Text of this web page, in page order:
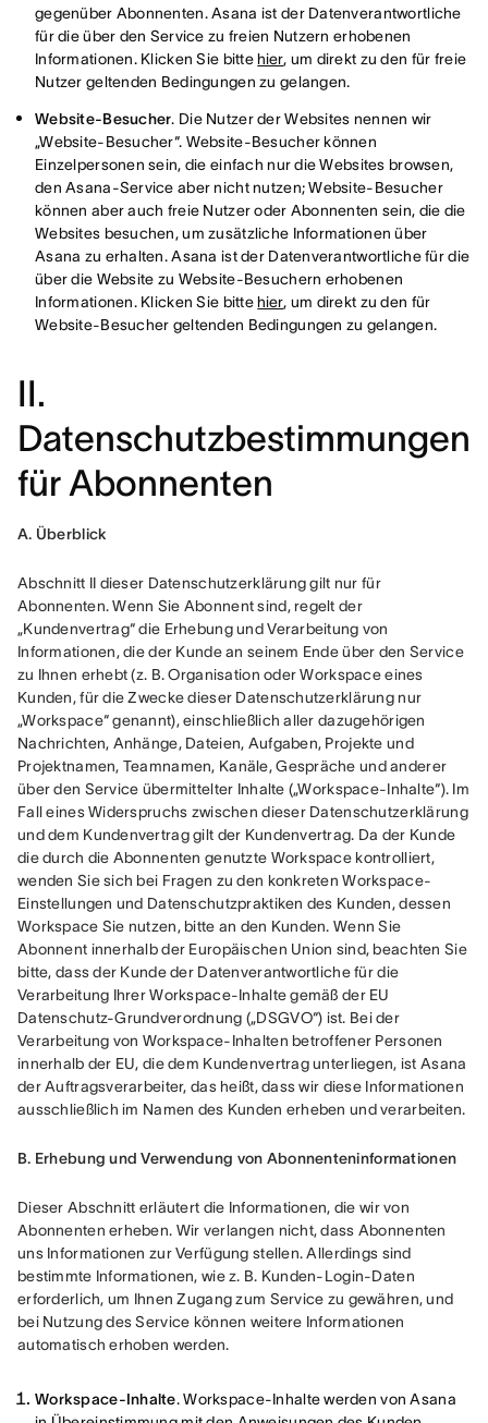
gegenüber Abonnenten. Asana ist der Datenverantwortliche
für die über den Service zu freien Nutzern erhobenen
Informationen. Klicken Sie bittehier, um direkt zu den für freie
Nutzer geltenden Bedingungen zu gelangen.
Website-Besucher. Die Nutzer der Websites nennen wir
„Website-Besucher“. Website-Besucher können
Einzelpersonen sein, die einfach nur die Websites browsen,
den Asana-Service aber nicht nutzen; Website-Besucher
können aber auch freie Nutzer oder Abonnenten sein, die die
Websites besuchen, um zusätzliche Informationen über
Asana zu erhalten. Asana ist der Datenverantwortliche für die
über die Website zu Website-Besuchern erhobenen
Informationen. Klicken Sie bittehier, um direkt zu den für
Website-Besucher geltenden Bedingungen zu gelangen.
II.
Datenschutzbestimmungen
für Abonnenten
A. Überblick
Abschnitt II dieser Datenschutzerklärung gilt nur für
Abonnenten. Wenn Sie Abonnent sind, regelt der
„Kundenvertrag“ die Erhebung und Verarbeitung von
Informationen, die der Kunde an seinem Ende über den Service
zu Ihnen erhebt (z. B. Organisation oder Workspace eines
Kunden, für die Zwecke dieser Datenschutzerklärung nur
„Workspace“ genannt), einschließlich aller dazugehörigen
Nachrichten, Anhänge, Dateien, Aufgaben, Projekte und
Projektnamen, Teamnamen, Kanäle, Gespräche und anderer
über den Service übermittelter Inhalte („Workspace-Inhalte“). Im
Fall eines Widerspruchs zwischen dieser Datenschutzerklärung
und dem Kundenvertrag gilt der Kundenvertrag. Da der Kunde
die durch die Abonnenten genutzte Workspace kontrolliert,
wenden Sie sich bei Fragen zu den konkreten Workspace-
Einstellungen und Datenschutzpraktiken des Kunden, dessen
Workspace Sie nutzen, bitte an den Kunden. Wenn Sie
Abonnent innerhalb der Europäischen Union sind, beachten Sie
bitte, dass der Kunde der Datenverantwortliche für die
Verarbeitung Ihrer Workspace-Inhalte gemäß der EU
Datenschutz-Grundverordnung („DSGVO“) ist. Bei der
Verarbeitung von Workspace-Inhalten betroffener Personen
innerhalb der EU, die dem Kundenvertrag unterliegen, ist Asana
der Auftragsverarbeiter, das heißt, dass wir diese Informationen
ausschließlich im Namen des Kunden erheben und verarbeiten.
B. Erhebung und Verwendung von Abonnenteninformationen
Dieser Abschnitt erläutert die Informationen, die wir von
Abonnenten erheben. Wir verlangen nicht, dass Abonnenten
uns Informationen zur Verfügung stellen. Allerdings sind
bestimmte Informationen, wie z. B. Kunden-Login-Daten
erforderlich, um Ihnen Zugang zum Service zu gewähren, und
bei Nutzung des Service können weitere Informationen
automatisch erhoben werden.
Workspace-Inhalte. Workspace-Inhalte werden von Asana